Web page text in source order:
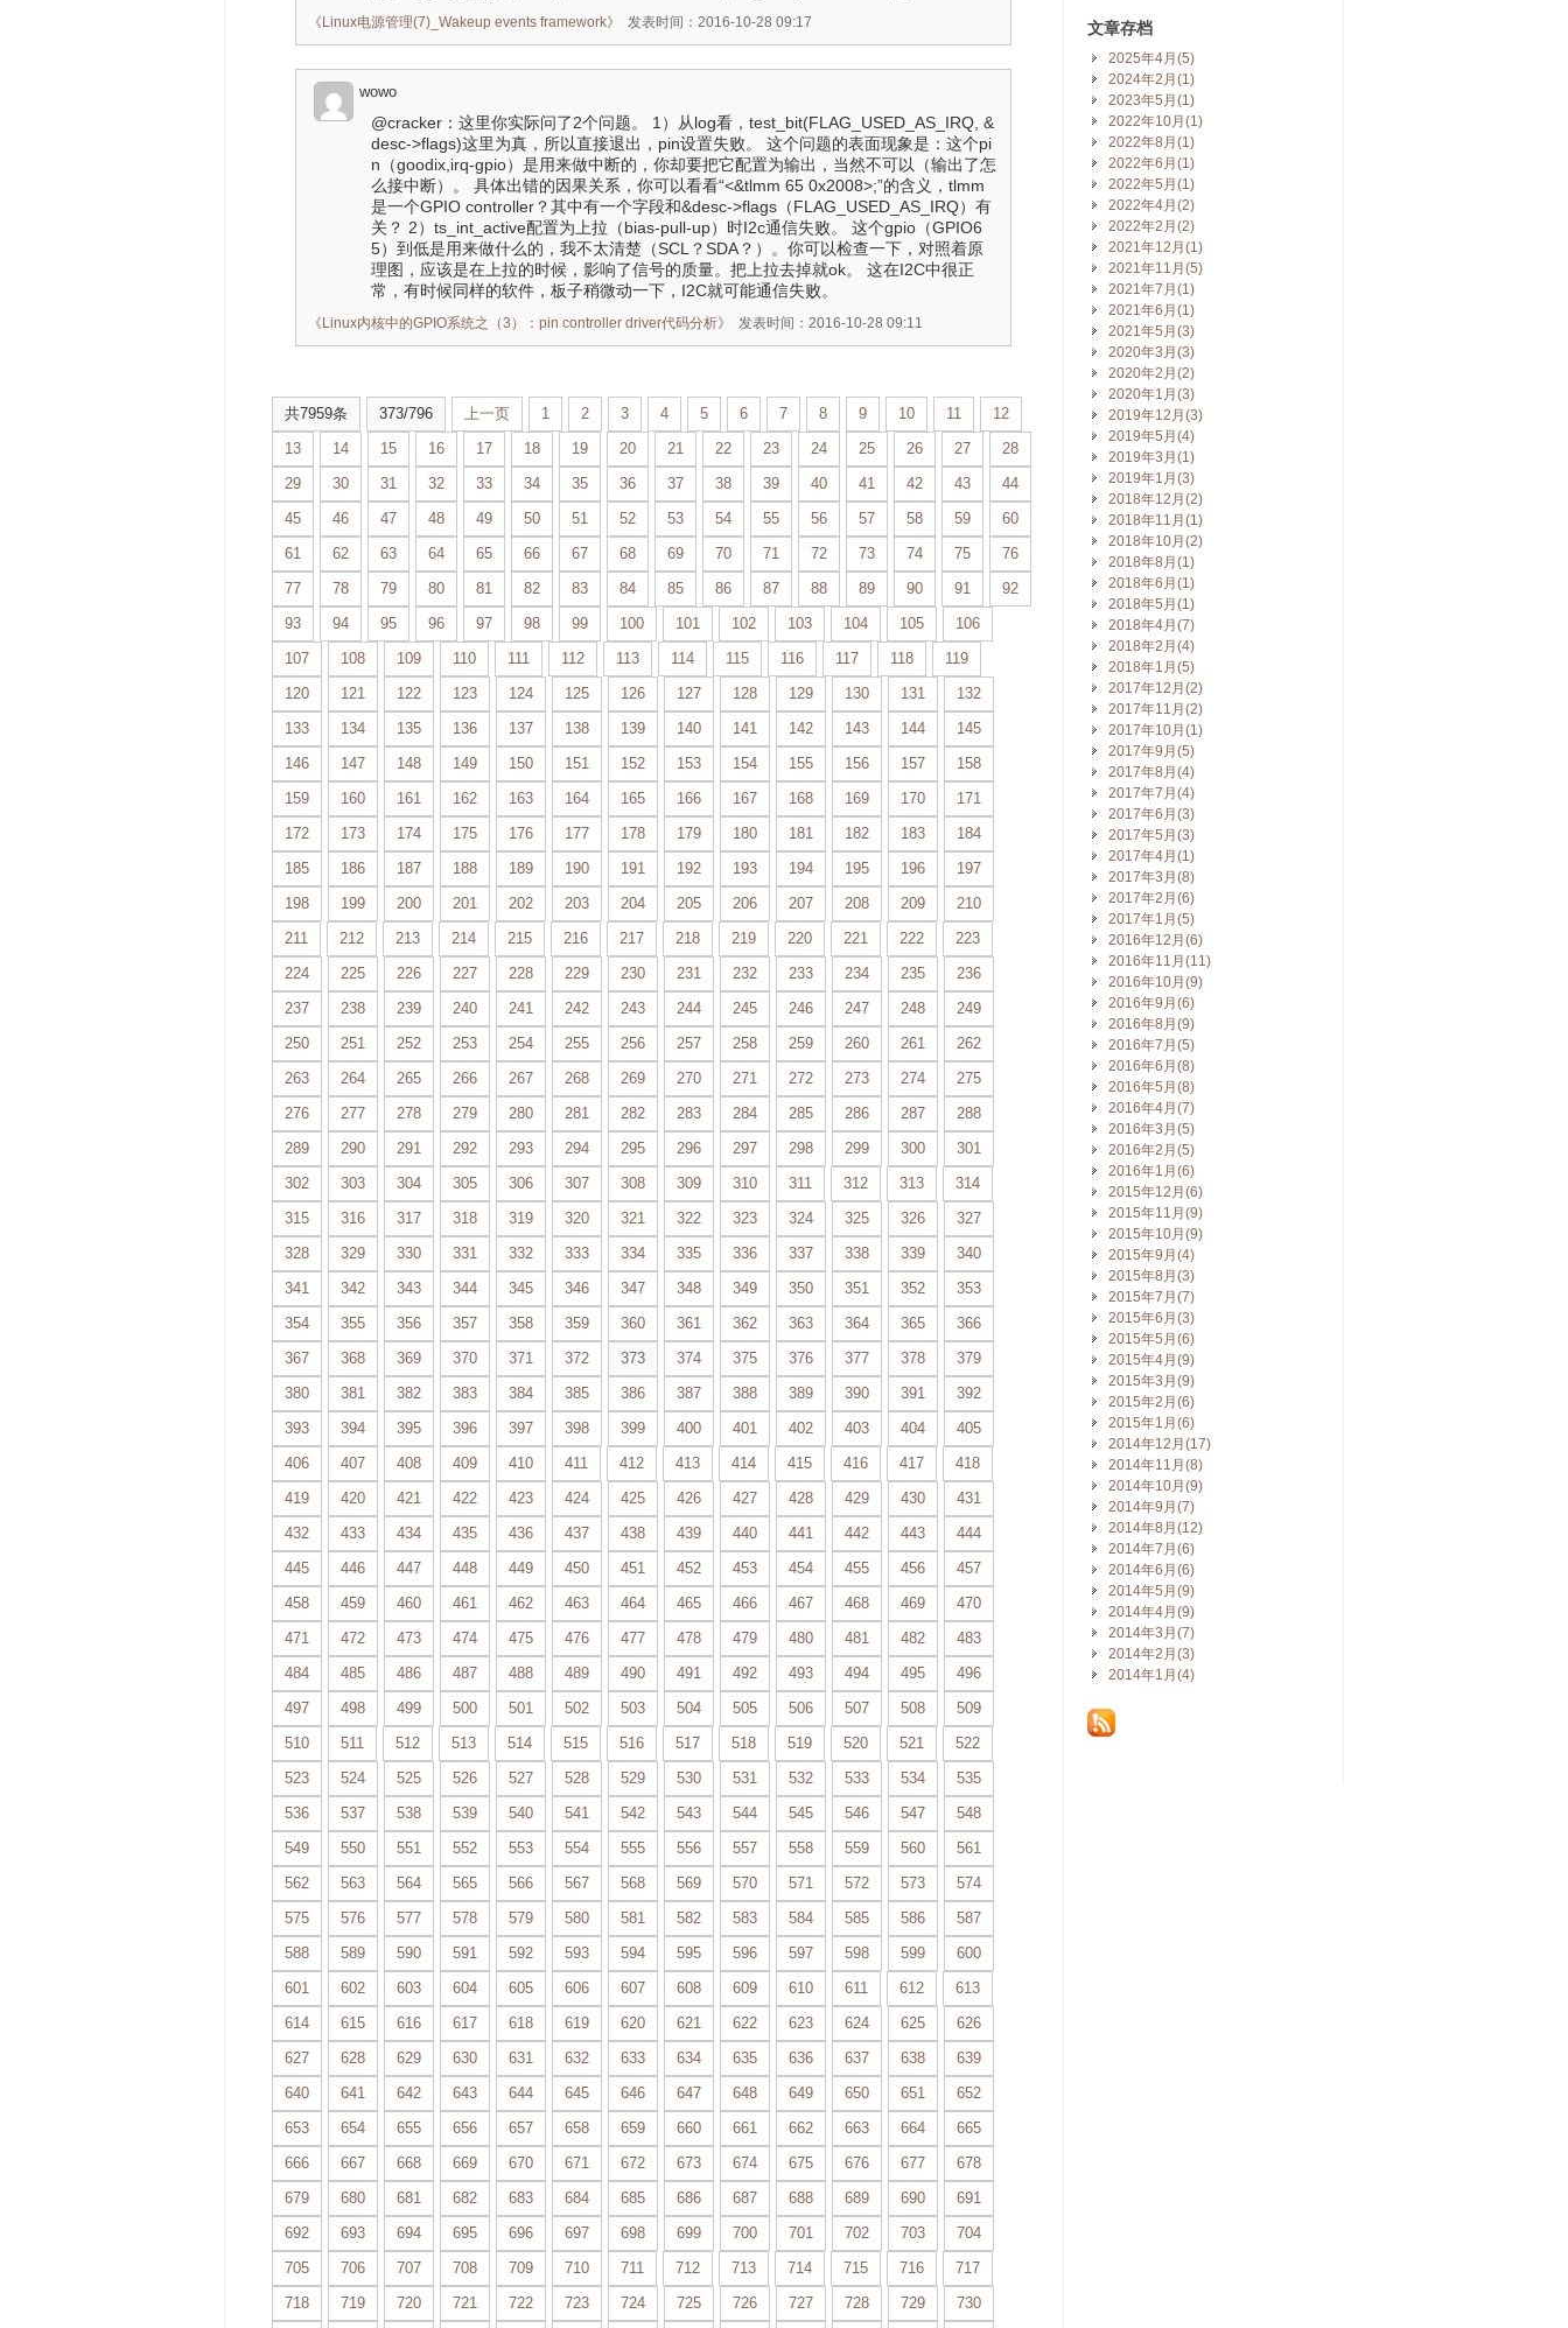
《 Linux电源管理(7)_Wakeup events framework》 发表时间：2016-10-28 09:17
wowo
@cracker：这里你实际问了2个问题。 1）从log看，test_bit(FLAG_USED_AS_IRQ, &
desc->flags)这里为真，所以直接退出，pin设置失败。 这个问题的表面现象是：这个pi
n（goodix,irq-gpio）是用来做中断的，你却要把它配置为输出，当然不可以（输出了怎
么接中断）。 具体出错的因果关系，你可以看看“<&tlmm 65 0x2008>;”的含义，tlmm
是一个GPIO controller？其中有一个字段和&desc->flags（FLAG_USED_AS_IRQ）有
关？ 2）ts_int_active配置为上拉（bias-pull-up）时I2c通信失败。 这个gpio（GPIO6
5）到低是用来做什么的，我不太清楚（SCL？SDA？）。你可以检查一下，对照着原
理图，应该是在上拉的时候，影响了信号的质量。把上拉去掉就ok。 这在I2C中很正
常，有时候同样的软件，板子稍微动一下，I2C就可能通信失败。
《 Linux内核中的GPIO系统之（3）：pin controller driver代码分析》 发表时间：2016-10-28 09:11
共7959条 373/796 上一页 1 2 3 4 5 6 7 8 9 10 11
12
13
14 15 16 17 18 19 20 21 22 23 24 25 26 27
28
29
30 31 32 33 34 35 36 37 38 39 40 41 42 43
44
45
46 47 48 49 50 51 52 53 54 55 56 57 58 59
60
61
62 63 64 65 66 67 68 69 70 71 72 73 74 75
76
77
78 79 80 81 82 83 84 85 86 87 88 89 90 91
92
93
94 95 96 97 98 99 100 101 102 103 104 105
106
107
108 109 110 111 112 113 114 115 116 117 118
119
120
121 122 123 124 125 126 127 128 129 130 131
132
133
134 135 136 137 138 139 140 141 142 143 144
145
146
147 148 149 150 151 152 153 154 155 156 157
158
159
160 161 162 163 164 165 166 167 168 169 170
171
172
173 174 175 176 177 178 179 180 181 182 183
184
185
186 187 188 189 190 191 192 193 194 195 196
197
198
199 200 201 202 203 204 205 206 207 208 209
210
211
212 213 214 215 216 217 218 219 220 221 222
223
224
225 226 227 228 229 230 231 232 233 234 235
236
237
238 239 240 241 242 243 244 245 246 247 248
249
250
251 252 253 254 255 256 257 258 259 260 261
262
263
264 265 266 267 268 269 270 271 272 273 274
275
276
277 278 279 280 281 282 283 284 285 286 287
288
289
290 291 292 293 294 295 296 297 298 299 300
301
302
303 304 305 306 307 308 309 310 311 312 313
314
315
316 317 318 319 320 321 322 323 324 325 326
327
328
329 330 331 332 333 334 335 336 337 338 339
340
341
342 343 344 345 346 347 348 349 350 351 352
353
354
355 356 357 358 359 360 361 362 363 364 365
366
367
368 369 370 371 372 373 374 375 376 377 378
379
380
381 382 383 384 385 386 387 388 389 390 391
392
393
394 395 396 397 398 399 400 401 402 403 404
405
406
407 408 409 410 411 412 413 414 415 416 417
418
419
420 421 422 423 424 425 426 427 428 429 430
431
432
433 434 435 436 437 438 439 440 441 442 443
444
445
446 447 448 449 450 451 452 453 454 455 456
457
458
459 460 461 462 463 464 465 466 467 468 469
470
471
472 473 474 475 476 477 478 479 480 481 482
483
484
485 486 487 488 489 490 491 492 493 494 495
496
497
498 499 500 501 502 503 504 505 506 507 508
509
510
511 512 513 514 515 516 517 518 519 520 521
522
523
524 525 526 527 528 529 530 531 532 533 534
535
536
537 538 539 540 541 542 543 544 545 546 547
548
549
550 551 552 553 554 555 556 557 558 559 560
561
562
563 564 565 566 567 568 569 570 571 572 573
574
575
576 577 578 579 580 581 582 583 584 585 586
587
588
589 590 591 592 593 594 595 596 597 598 599
600
601
602 603 604 605 606 607 608 609 610 611 612
613
614
615 616 617 618 619 620 621 622 623 624 625
626
627
628 629 630 631 632 633 634 635 636 637 638
639
640
641 642 643 644 645 646 647 648 649 650 651
652
653
654 655 656 657 658 659 660 661 662 663 664
665
666
667 668 669 670 671 672 673 674 675 676 677
678
679
680 681 682 683 684 685 686 687 688 689 690
691
692
693 694 695 696 697 698 699 700 701 702 703
704
705
706 707 708 709 710 711 712 713 714 715 716
717
718
719 720 721 722 723 724 725 726 727 728 729 730
文章存档
2025年4月(5)
2024年2月(1)
2023年5月(1)
2022年10月(1)
2022年8月(1)
2022年6月(1)
2022年5月(1)
2022年4月(2)
2022年2月(2)
2021年12月(1)
2021年11月(5)
2021年7月(1)
2021年6月(1)
2021年5月(3)
2020年3月(3)
2020年2月(2)
2020年1月(3)
2019年12月(3)
2019年5月(4)
2019年3月(1)
2019年1月(3)
2018年12月(2)
2018年11月(1)
2018年10月(2)
2018年8月(1)
2018年6月(1)
2018年5月(1)
2018年4月(7)
2018年2月(4)
2018年1月(5)
2017年12月(2)
2017年11月(2)
2017年10月(1)
2017年9月(5)
2017年8月(4)
2017年7月(4)
2017年6月(3)
2017年5月(3)
2017年4月(1)
2017年3月(8)
2017年2月(6)
2017年1月(5)
2016年12月(6)
2016年11月(11)
2016年10月(9)
2016年9月(6)
2016年8月(9)
2016年7月(5)
2016年6月(8)
2016年5月(8)
2016年4月(7)
2016年3月(5)
2016年2月(5)
2016年1月(6)
2015年12月(6)
2015年11月(9)
2015年10月(9)
2015年9月(4)
2015年8月(3)
2015年7月(7)
2015年6月(3)
2015年5月(6)
2015年4月(9)
2015年3月(9)
2015年2月(6)
2015年1月(6)
2014年12月(17)
2014年11月(8)
2014年10月(9)
2014年9月(7)
2014年8月(12)
2014年7月(6)
2014年6月(6)
2014年5月(9)
2014年4月(9)
2014年3月(7)
2014年2月(3)
2014年1月(4)